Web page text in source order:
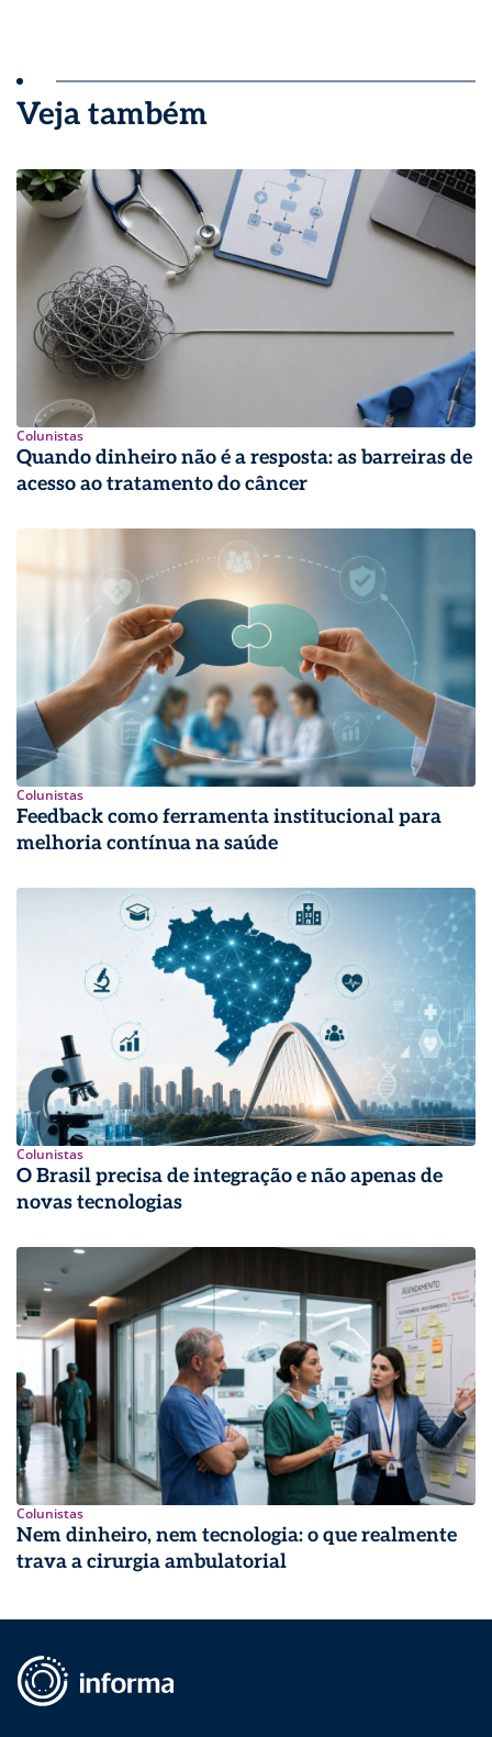
Veja também
Colunistas
Quando dinheiro não é a resposta: as barreiras de
acesso ao tratamento do câncer
Colunistas
Feedback como ferramenta institucional para
melhoria contínua na saúde
Colunistas
O Brasil precisa de integração e não apenas de
novas tecnologias
Colunistas
Nem dinheiro, nem tecnologia: o que realmente
trava a cirurgia ambulatorial